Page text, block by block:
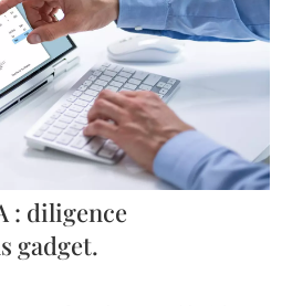
: diligence
gadget.